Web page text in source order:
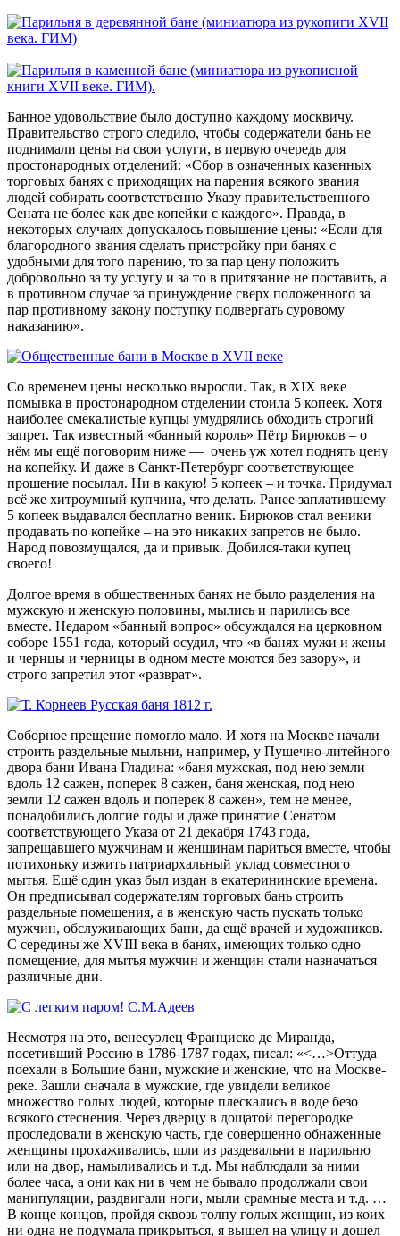
Банное удовольствие было доступно каждому москвичу.
Правительство строго следило, чтобы содержатели бань не
поднимали цены на свои услуги, в первую очередь для
простонародных отделений: «Сбор в означенных казенных
торговых банях с приходящих на парения всякого звания
людей собирать соответственно Указу правительственного
Сената не более как две копейки с каждого». Правда, в
некоторых случаях допускалось повышение цены: «Если для
благородного звания сделать пристройку при банях с
удобными для того парению, то за пар цену положить
добровольно за ту услугу и за то в притязание не поставить, а
в противном случае за принуждение сверх положенного за
пар противному закону поступку подвергать суровому
наказанию».
Со временем цены несколько выросли. Так, в XIX веке
помывка в простонародном отделении стоила 5 копеек. Хотя
наиболее смекалистые купцы умудрялись обходить строгий
запрет. Так известный «банный король» Пётр Бирюков – о
нём мы ещё поговорим ниже — очень уж хотел поднять цену
на копейку. И даже в Санкт-Петербург соответствующее
прошение посылал. Ни в какую! 5 копеек – и точка. Придумал
всё же хитроумный купчина, что делать. Ранее заплатившему
5 копеек выдавался бесплатно веник. Бирюков стал веники
продавать по копейке – на это никаких запретов не было.
Народ повозмущался, да и привык. Добился-таки купец
своего!
Долгое время в общественных банях не было разделения на
мужскую и женскую половины, мылись и парились все
вместе. Недаром «банный вопрос» обсуждался на церковном
соборе 1551 года, который осудил, что «в банях мужи и жены
и чернцы и черницы в одном месте моются без зазору», и
строго запретил этот «разврат».
Соборное прещение помогло мало. И хотя на Москве начали
строить раздельные мыльни, например, у Пушечно-литейного
двора бани Ивана Гладина: «баня мужская, под нею земли
вдоль 12 сажен, поперек 8 сажен, баня женская, под нею
земли 12 сажен вдоль и поперек 8 сажен», тем не менее,
понадобились долгие годы и даже принятие Сенатом
соответствующего Указа от 21 декабря 1743 года,
запрещавшего мужчинам и женщинам париться вместе, чтобы
потихоньку изжить патриархальный уклад совместного
мытья. Ещё один указ был издан в екатерининские времена.
Он предписывал содержателям торговых бань строить
раздельные помещения, а в женскую часть пускать только
мужчин, обслуживающих бани, да ещё врачей и художников.
С середины же XVIII века в банях, имеющих только одно
помещение, для мытья мужчин и женщин стали назначаться
различные дни.
Несмотря на это, венесуэлец Франциско де Миранда,
посетивший Россию в 1786-1787 годах, писал: «<…>Оттуда
поехали в Большие бани, мужские и женские, что на Москве-
реке. Зашли сначала в мужские, где увидели великое
множество голых людей, которые плескались в воде безо
всякого стеснения. Через дверцу в дощатой перегородке
проследовали в женскую часть, где совершенно обнаженные
женщины прохаживались, шли из раздевальни в парильню
или на двор, намыливались и т.д. Мы наблюдали за ними
более часа, а они как ни в чем не бывало продолжали свои
манипуляции, раздвигали ноги, мыли срамные места и т.д. …
В конце концов, пройдя сквозь толпу голых женщин, из коих
ни одна не подумала прикрыться, я вышел на улицу и дошел